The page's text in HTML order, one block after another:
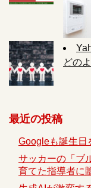
どの
最近の投稿
Googleも誕生日
サッカーの「ブ
育てた指導者に